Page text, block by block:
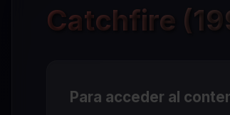
Catchfire
Para acceder al